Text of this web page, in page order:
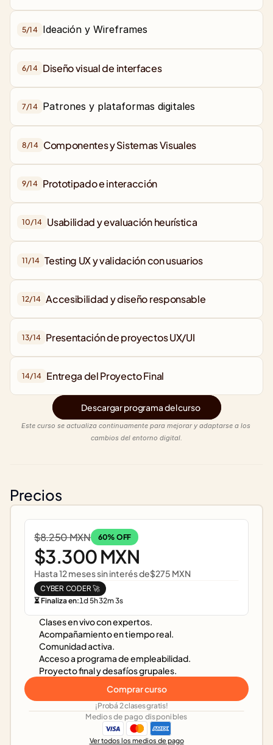
5/14 Ideación y Wireframes
6/14 Diseño visual de interfaces
7/14 Patrones y plataformas digitales
8/14 Componentes y Sistemas Visuales
9/14 Prototipado e interacción
10/14 Usabilidad y evaluación heurística
11/14 Testing UX y validación con usuarios
12/14 Accesibilidad y diseño responsable
13/14 Presentación de proyectos UX/UI
14/14 Entrega del Proyecto Final
Descargar programa del curso
Este curso se actualiza continuamente para mejorar y adaptarse a los
cambios del entorno digital.
Precios
Clases en vivo con expertos.
Acompañamiento en tiempo real.
Comunidad activa.
Acceso a programa de empleabilidad.
Proyecto final y desafíos grupales.
Comprar curso
$8.250 MXN 60% OFF
$3.300 MXN
Hasta 12 meses sin interés de$275 MXN
CYBER CODER 🚀
⏳ Finaliza en:1d5h32m3s
Medios de pago disponibles
Ver todos los medios de pago
¡Probá 2 clases gratis!